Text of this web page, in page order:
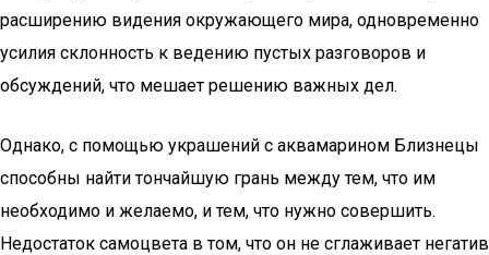
расширению видения окружающего мира, одновременно
усилия склонность к ведению пустых разговоров и
обсуждений, что мешает решению важных дел.
Однако, с помощью украшений с аквамарином Близнецы
способны найти тончайшую грань между тем, что им
необходимо и желаемо, и тем, что нужно совершить.
Недостаток самоцвета в том, что он не сглаживает негатив